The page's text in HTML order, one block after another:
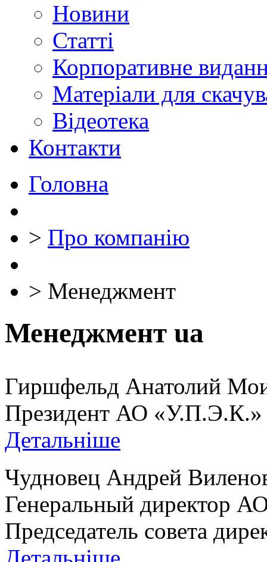
Новини
Статті
Корпоративне
Матеріали для
Відеотека
Контакти
Головна
> Про компанію
> Менеджмент
Менеджмент ua
Гиршфельд Анатолий
Президент АО «У.П.Э.К.»
Детальніше
Чудновец Андрей
Генеральный директор
Председатель совета